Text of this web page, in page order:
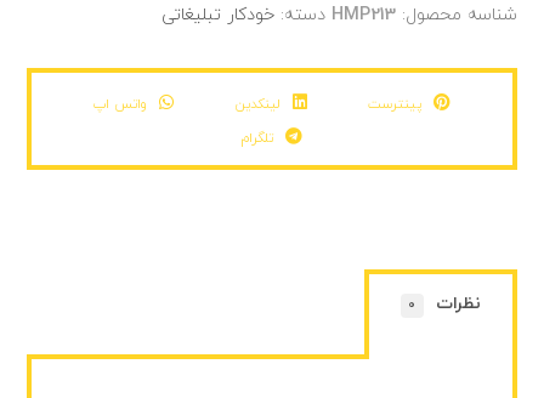
شناسه محصول:HMP213 دسته:خودکار تبلیغاتی
پینترست لینکدین
واتس اپ
تلگرام
نظرات 0